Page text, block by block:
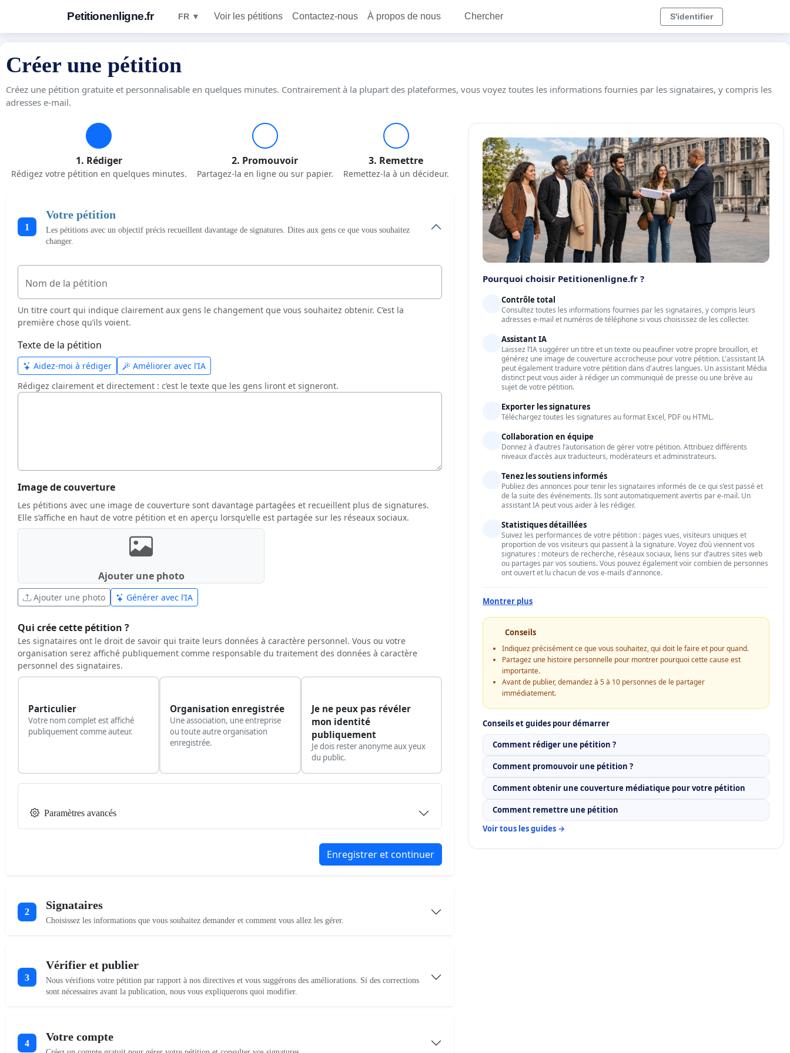
Petitionenligne.fr FR ▼ Voir les pétitions Contactez-nous À propos de nous Chercher S'identifier
Créer une pétition
Créez une pétition gratuite et personnalisable en quelques minutes. Contrairement à la plupart des plateformes, vous voyez toutes les informations fournies par les signataires, y compris les
adresses e-mail.
1. Rédiger
Rédigez votre pétition en quelques minutes.
2. Promouvoir
Partagez-la en ligne ou sur papier.
3. Remettre
Remettez-la à un décideur.
1
Votre pétition
Les pétitions avec un objectif précis recueillent davantage de signatures. Dites aux gens ce que vous souhaitez
changer.
Nom de la pétition
Un titre court qui indique clairement aux gens le changement que vous souhaitez obtenir. C’est la
première chose qu’ils voient.
Texte de la pétition
Aidez-moi à rédiger
Améliorer avec l’IA
Rédigez clairement et directement : c’est le texte que les gens liront et signeront.
Image de couverture
Les pétitions avec une image de couverture sont davantage partagées et recueillent plus de signatures.
Elle s’affiche en haut de votre pétition et en aperçu lorsqu’elle est partagée sur les réseaux sociaux.
Ajouter une photo
Ajouter une photo Générer avec l’IA
Qui crée cette pétition ?
Les signataires ont le droit de savoir qui traite leurs données à caractère personnel. Vous ou votre
organisation serez affiché publiquement comme responsable du traitement des données à caractère
personnel des signataires.
Particulier
Votre nom complet est affiché
publiquement comme auteur.
Organisation enregistrée
Une association, une entreprise
ou toute autre organisation
enregistrée.
Je ne peux pas révéler
mon identité
publiquement
Je dois rester anonyme aux yeux
du public.
Paramètres avancés
Enregistrer et continuer
2
Signataires
Choisissez les informations que vous souhaitez demander et comment vous allez les gérer.
3
Vérifier et publier
Nous vérifions votre pétition par rapport à nos directives et vous suggérons des améliorations. Si des corrections
sont nécessaires avant la publication, nous vous expliquerons quoi modifier.
4
Votre compte
Pourquoi choisir Petitionenligne.fr ?
Contrôle total
Consultez toutes les informations fournies par les signataires, y compris leurs
adresses e-mail et numéros de téléphone si vous choisissez de les collecter.
Assistant IA
Laissez l’IA suggérer un titre et un texte ou peaufiner votre propre brouillon, et
générez une image de couverture accrocheuse pour votre pétition. L'assistant IA
peut également traduire votre pétition dans d'autres langues. Un assistant Média
distinct peut vous aider à rédiger un communiqué de presse ou une brève au
sujet de votre pétition.
Exporter les signatures
Téléchargez toutes les signatures au format Excel, PDF ou HTML.
Collaboration en équipe
Donnez à d’autres l’autorisation de gérer votre pétition. Attribuez différents
niveaux d’accès aux traducteurs, modérateurs et administrateurs.
Tenez les soutiens informés
Publiez des annonces pour tenir les signataires informés de ce qui s’est passé et
de la suite des événements. Ils sont automatiquement avertis par e-mail. Un
assistant IA peut vous aider à les rédiger.
Statistiques détaillées
Suivez les performances de votre pétition : pages vues, visiteurs uniques et
proportion de vos visiteurs qui passent à la signature. Voyez d’où viennent vos
signatures : moteurs de recherche, réseaux sociaux, liens sur d’autres sites web
ou partages par vos soutiens. Vous pouvez également voir combien de personnes
ont ouvert et lu chacun de vos e-mails d'annonce.
Montrer plus
Conseils
Indiquez précisément ce que vous souhaitez, qui doit le faire et pour quand.
Partagez une histoire personnelle pour montrer pourquoi cette cause est
importante.
Avant de publier, demandez à 5 à 10 personnes de le partager
immédiatement.
Conseils et guides pour démarrer
Comment rédiger une pétition ?
Comment promouvoir une pétition ?
Comment obtenir une couverture médiatique pour votre pétition
Comment remettre une pétition
Voir tous les guides →